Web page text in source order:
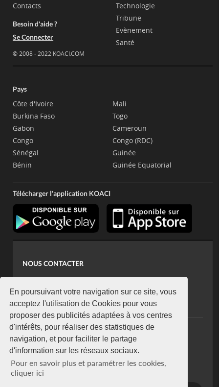
En poursuivant votre navigation sur ce site, vous
acceptez l'utilisation de Cookies pour vous
proposer des publicités adaptées à vos centres
d'intérêts, pour réaliser des statistiques de
navigation, et pour faciliter le partage
d'information sur les réseaux sociaux.
Pour en savoir plus et paramétrer les cookies,
cliquer ici
Contacts
Besoin d'aide ?
Se Connecter
© 2008 - 2022 KOACI.COM
Technologie
Tribune
Evènement
Santé
Pays
Côte d'Ivoire
Burkina Faso
Gabon
Congo
Sénégal
Bénin
Mali
Togo
Cameroun
Congo (RDC)
Guinée
Guinée Equatorial
Télécharger l'application KOACI
NOUS CONTACTER
koaci@yahoo.fr
+225 07 08 85 52 93
NEWSLETTER
Restez connecté via notre newsletter
S'abonner
Se désabonner